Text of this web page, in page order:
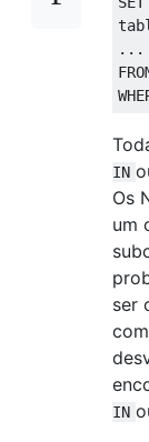
...
IN
Os
um
ser
IN